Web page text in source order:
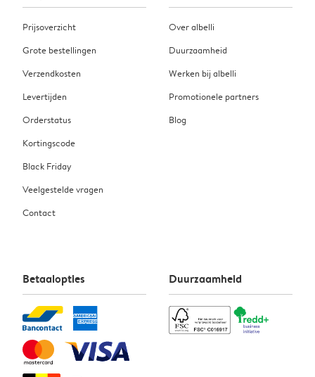
Prijsoverzicht
Grote bestellingen
Verzendkosten
Levertijden
Orderstatus
Kortingscode
Black Friday
Veelgestelde vragen
Contact
Over albelli
Duurzaamheid
Werken bij albelli
Promotionele partners
Blog
Betaalopties Duurzaamheid